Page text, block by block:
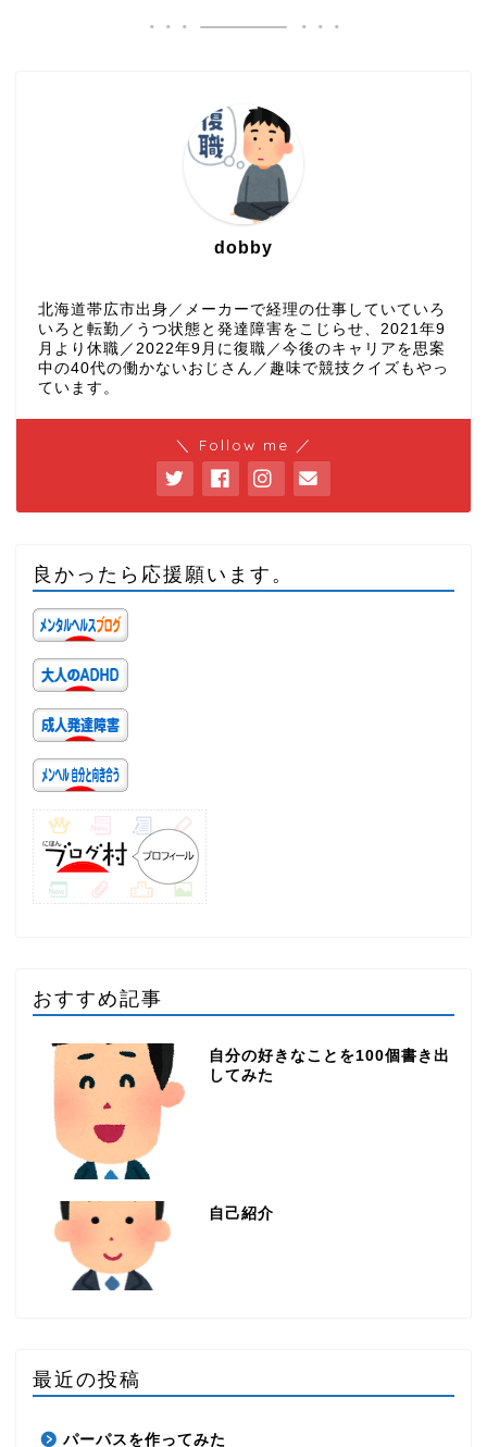
dobby
北海道帯広市出身／メーカーで経理の仕事していていろ
いろと転勤／うつ状態と発達障害をこじらせ、2021年9
月より休職／2022年9月に復職／今後のキャリアを思案
中の40代の働かないおじさん／趣味で競技クイズもやっ
ています。
＼ Follow me ／
良かったら応援願います。
おすすめ記事
自分の好きなことを100個書き出
してみた
自己紹介
最近の投稿
パーパスを作ってみた